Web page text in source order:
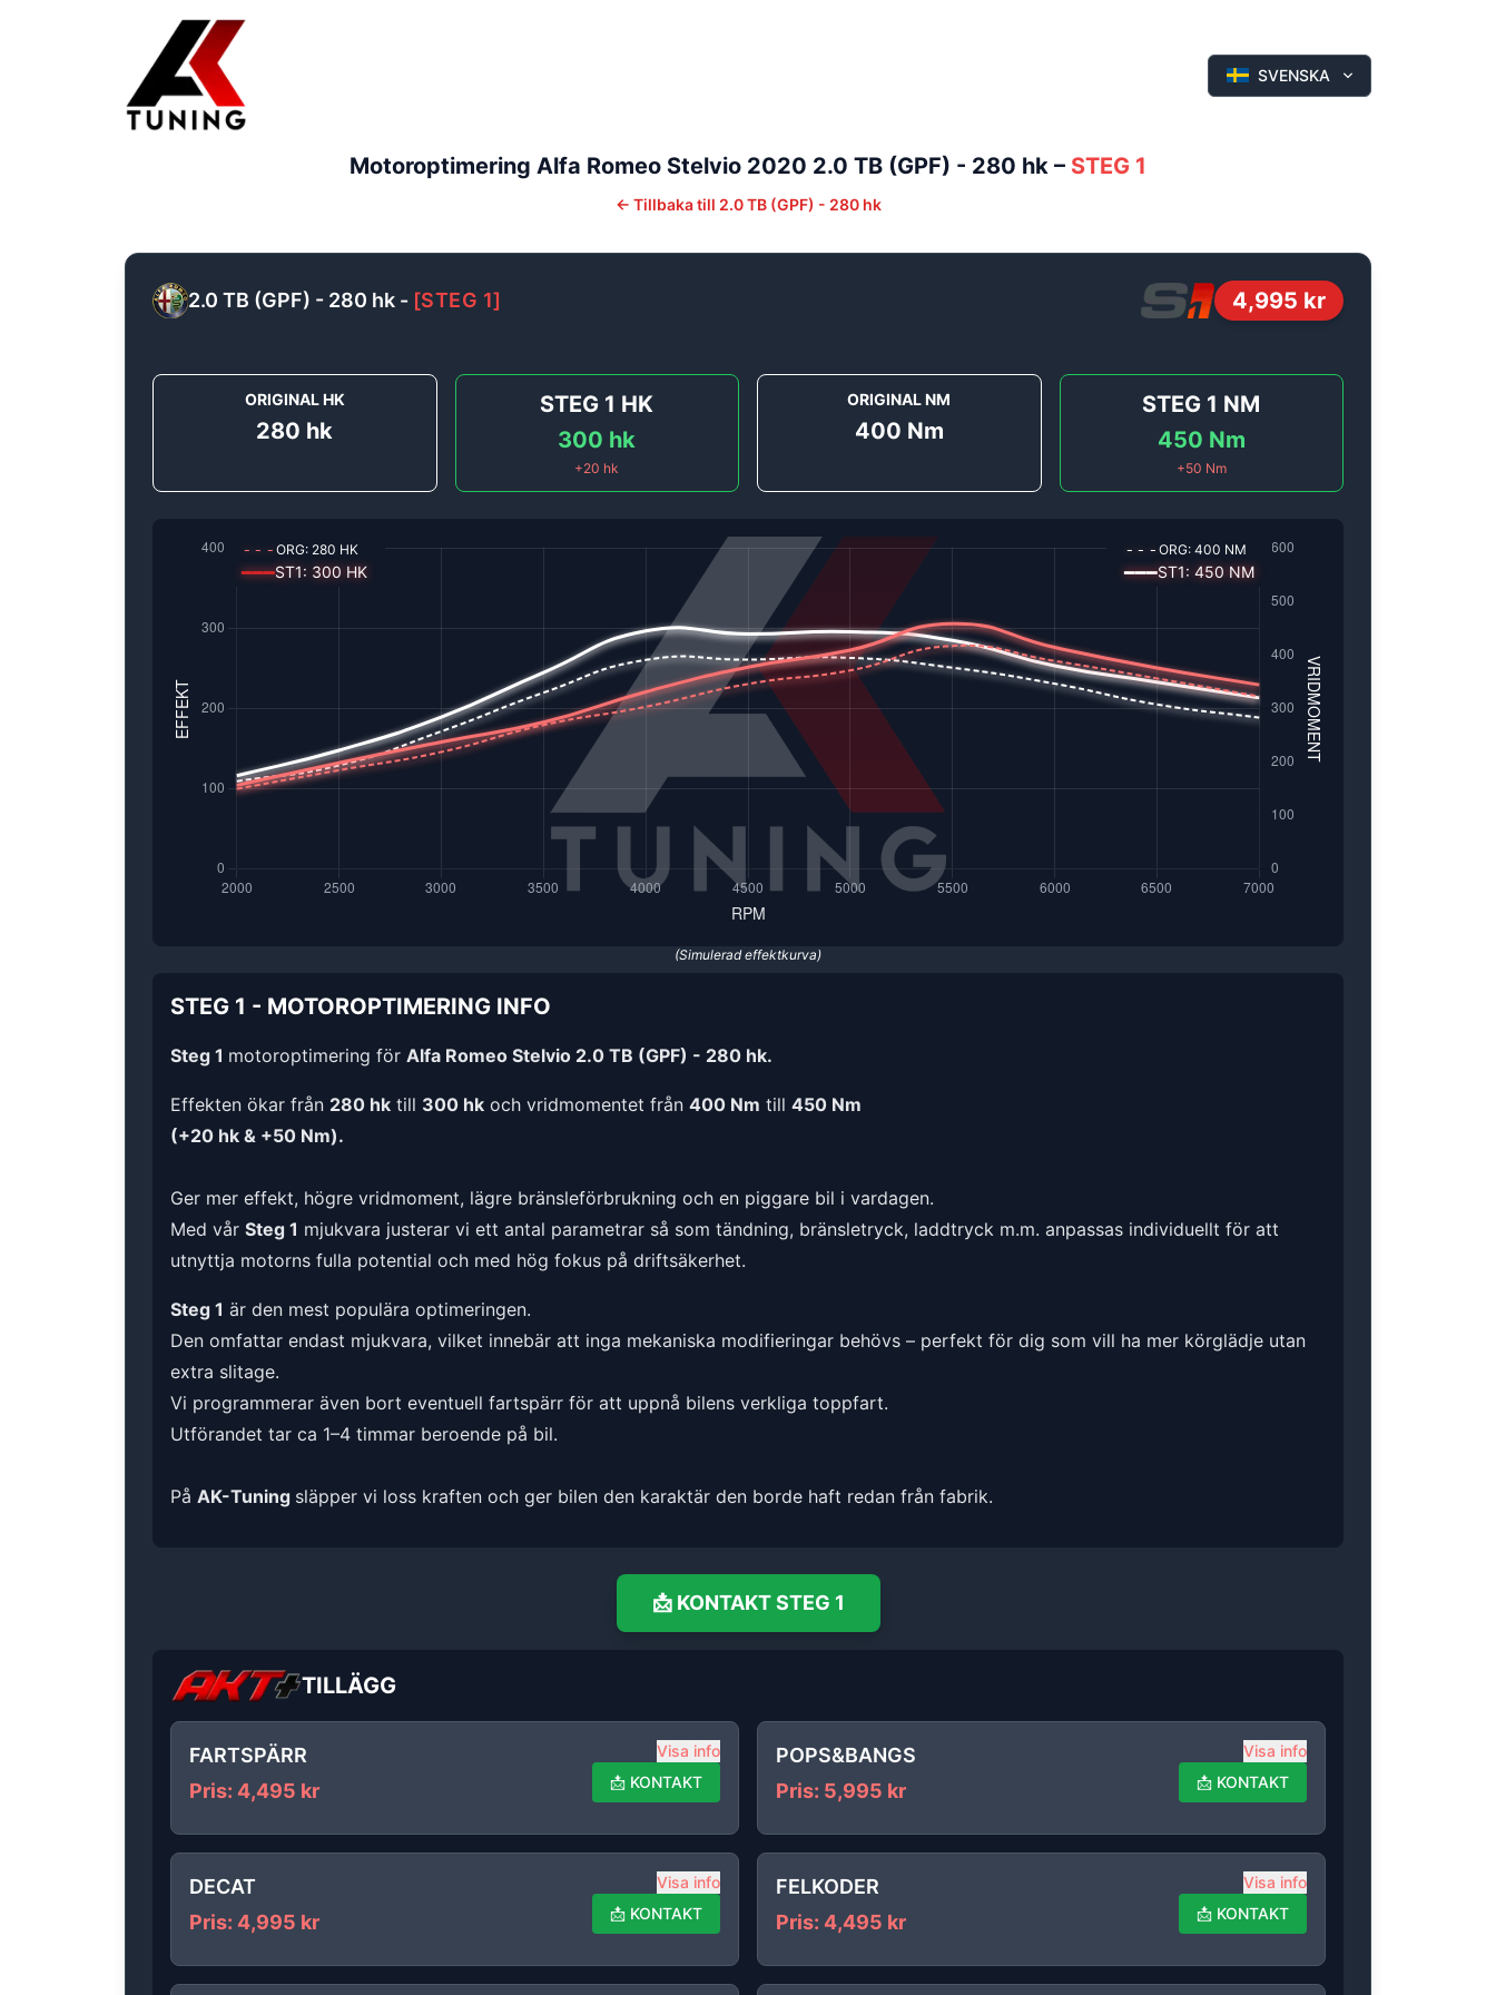
SVENSKA
Motoroptimering Alfa Romeo Stelvio 2020 2.0 TB (GPF) - 280 hk – STEG 1
← Tillbaka till 2.0 TB (GPF) - 280 hk
2.0 TB (GPF) - 280 hk - [STEG 1] 4,995 kr
ORIGINAL HK
280 hk
STEG 1 HK
300 hk
+20 hk
ORIGINAL NM
400 Nm
STEG 1 NM
450 Nm
+50 Nm
---ORG: 280 HK
━━━ST1: 300 HK
---ORG:400 NM
━━━ST1: 450 NM
(Simulerad effektkurva)
STEG 1 - MOTOROPTIMERING INFO
Steg 1 motoroptimering för Alfa Romeo Stelvio 2.0 TB (GPF) - 280 hk.
Effekten ökar från 280 hk till 300 hk och vridmomentet från 400 Nm till 450 Nm
(+20 hk & +50 Nm).
Ger mer effekt, högre vridmoment, lägre bränsleförbrukning och en piggare bil i vardagen.
Med vår Steg 1 mjukvara justerar vi ett antal parametrar så som tändning, bränsletryck, laddtryck m.m. anpassas individuellt för att
utnyttja motorns fulla potential och med hög fokus på driftsäkerhet.
Steg 1 är den mest populära optimeringen.
Den omfattar endast mjukvara, vilket innebär att inga mekaniska modifieringar behövs – perfekt för dig som vill ha mer körglädje utan
extra slitage.
Vi programmerar även bort eventuell fartspärr för att uppnå bilens verkliga toppfart.
Utförandet tar ca 1–4 timmar beroende på bil.
På AK-Tuning släpper vi loss kraften och ger bilen den karaktär den borde haft redan från fabrik.
📩 KONTAKT STEG 1
TILLÄGG
FARTSPÄRR
Pris: 4,495 kr
Visa info
📩 KONTAKT
POPS&BANGS
Pris: 5,995 kr
Visa info
📩 KONTAKT
DECAT
Pris: 4,995 kr
Visa info
📩 KONTAKT
FELKODER
Pris: 4,495 kr
Visa info
📩 KONTAKT